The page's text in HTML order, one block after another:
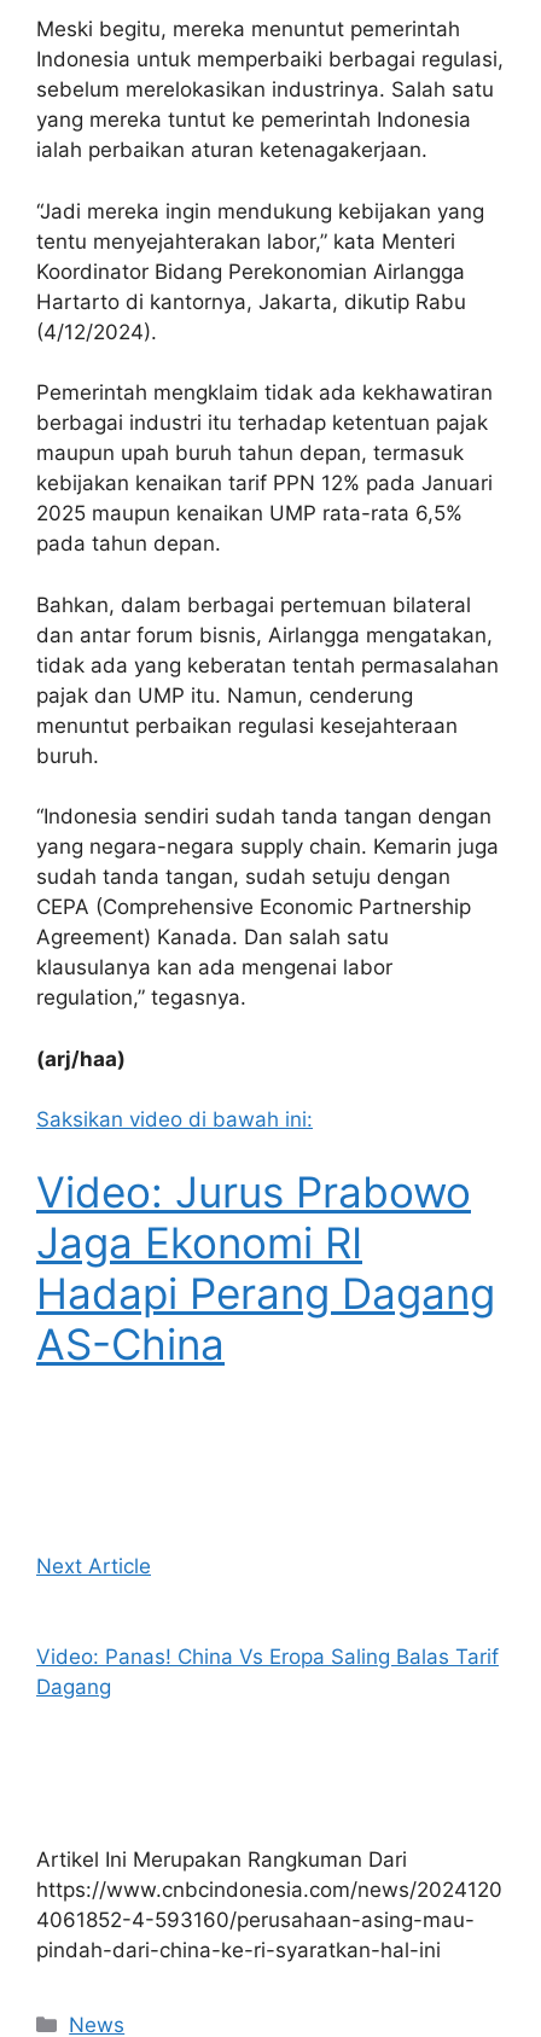
Meski begitu, mereka menuntut pemerintah
Indonesia untuk memperbaiki berbagai regulasi,
sebelum merelokasikan industrinya. Salah satu
yang mereka tuntut ke pemerintah Indonesia
ialah perbaikan aturan ketenagakerjaan.
“Jadi mereka ingin mendukung kebijakan yang
tentu menyejahterakan labor,” kata Menteri
Koordinator Bidang Perekonomian Airlangga
Hartarto di kantornya, Jakarta, dikutip Rabu
(4/12/2024).
Pemerintah mengklaim tidak ada kekhawatiran
berbagai industri itu terhadap ketentuan pajak
maupun upah buruh tahun depan, termasuk
kebijakan kenaikan tarif PPN 12% pada Januari
2025 maupun kenaikan UMP rata-rata 6,5%
pada tahun depan.
Bahkan, dalam berbagai pertemuan bilateral
dan antar forum bisnis, Airlangga mengatakan,
tidak ada yang keberatan tentah permasalahan
pajak dan UMP itu. Namun, cenderung
menuntut perbaikan regulasi kesejahteraan
buruh.
“Indonesia sendiri sudah tanda tangan dengan
yang negara-negara supply chain. Kemarin juga
sudah tanda tangan, sudah setuju dengan
CEPA (Comprehensive Economic Partnership
Agreement) Kanada. Dan salah satu
klausulanya kan ada mengenai labor
regulation,” tegasnya.
(arj/haa)
Saksikan video di bawah ini:
Video: Jurus Prabowo
Jaga Ekonomi RI
Hadapi Perang Dagang
AS-China
Next Article
Video: Panas! China Vs Eropa Saling Balas Tarif
Dagang
Artikel Ini Merupakan Rangkuman Dari
https://www.cnbcindonesia.com/news/2024120
4061852-4-593160/perusahaan-asing-mau-
pindah-dari-china-ke-ri-syaratkan-hal-ini
Kategori
News